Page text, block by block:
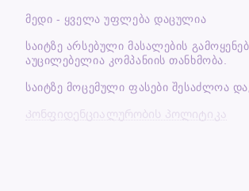
მედი - ყველა უფლება დაცულია
საიტზე არსებული მასალების
აუცილებელია კომპანიის თანხმობა.
საიტზე მოცემული ფასები შესაძლოა
Კონფიდენციალურობის პოლიტიკა